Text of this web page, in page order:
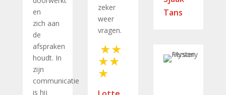
en
zich aan
de
afspraken
houdt. In
zijn
communicatie
is hij
Tans
zeker
weer
vragen.